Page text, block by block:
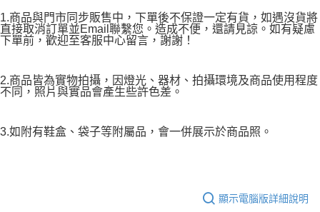
恩沛科技股份有限公司將有權停止該用戶之使用額度並採取法律行動。
1.商品與門市同步販售中，下單後不保證一定有貨，如遇沒貨將
直接取消訂單並Email聯繫您。造成不便，還請見諒。如有疑慮
下單前，歡迎至客服中心留言，謝謝！
2.商品皆為實物拍攝，因燈光、器材、拍攝環境及商品使用程度
不同，照片與實品會產生些許色差。
3.如附有鞋盒、袋子等附屬品，會一併展示於商品照。
顯示電腦版詳細說明